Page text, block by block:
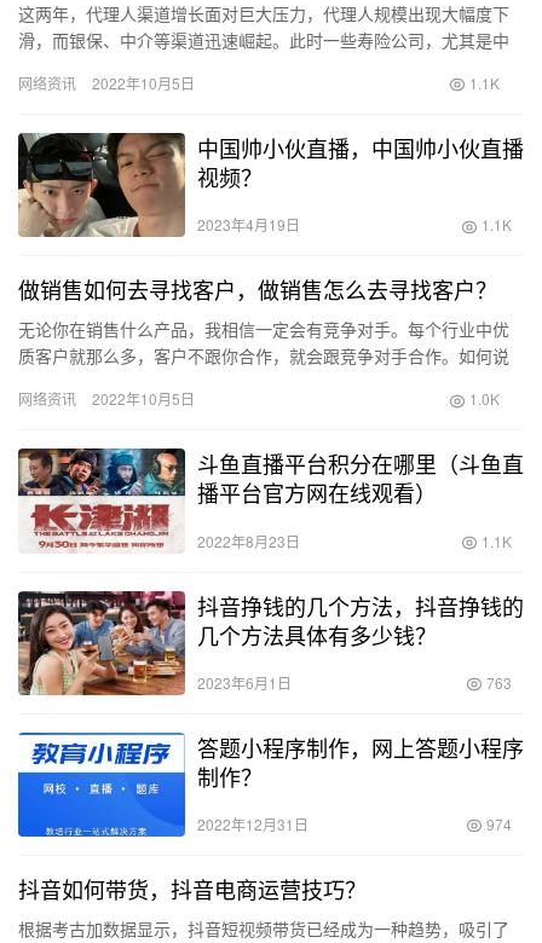
这两年，代理人渠道增长面对巨大压力，代理人规模出现大幅度下
滑，而银保、中介等渠道迅速崛起。此时一些寿险公司，尤其是中
代理人…
网络资讯 2022年10月5日 1.1K
中国帅小伙直播，中国帅小伙直播
视频？
2023年4月19日 1.1K
做销售如何去寻找客户，做销售怎么去寻找客户？
无论你在销售什么产品，我相信一定会有竞争对手。每个行业中优
质客户就那么多，客户不跟你合作，就会跟竞争对手合作。如何说
要思考…
网络资讯 2022年10月5日 1.0K
斗鱼直播平台积分在哪里（斗鱼直
播平台官方网在线观看）
2022年8月23日 1.1K
抖音挣钱的几个方法，抖音挣钱的
几个方法具体有多少钱？
2023年6月1日 763
答题小程序制作，网上答题小程序
制作？
2022年12月31日 974
抖音如何带货，抖音电商运营技巧？
根据考古加数据显示，抖音短视频带货已经成为一种趋势，吸引了